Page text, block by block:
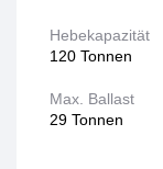
Hebekapazität
120 Tonnen
Max. Ballast
29 Tonnen